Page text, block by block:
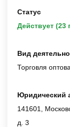
Статус
Действует (23
Вид
Торговля
Юридический
141601,
д. 3